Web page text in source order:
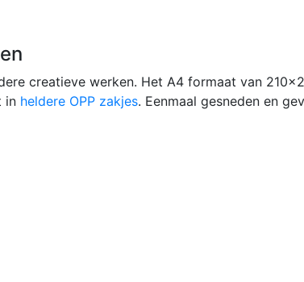
creatieve werken. Het A4 formaat van
in heldere OPP zakjes. Eenmaal gesneden en